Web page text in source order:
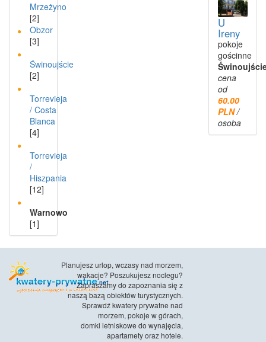
Mrzeżyno
[2]
Obzor
[3]
Świnoujście
[2]
Torrevieja
/ Costa
Blanca
[4]
Torrevieja
/
Hiszpania
[12]
Warnowo
[1]
U
Ireny
pokoje
gościnne
cena
od
60.00
PLN/
osoba
Planujesz urlop, wczasy nad morzem,
wakacje? Poszukujesz noclegu?
Zapraszamy do zapoznania się z
naszą bazą obiektów turystycznych.
Sprawdź kwatery prywatne nad
morzem, pokoje w górach,
domki letniskowe do wynajęcia,
apartamety oraz hotele.